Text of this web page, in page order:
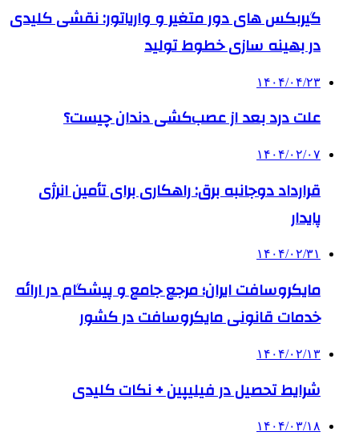
گیربکس های دور متغیر و واریاتور: نقشی کلیدی
در بهینه سازی خطوط تولید
۱۴۰۴/۰۴/۲۳
علت درد بعد از عصب‌کشی دندان چیست؟
۱۴۰۴/۰۲/۰۷
قرارداد دوجانبه برق: راهکاری برای تأمین انرژی
پایدار
۱۴۰۴/۰۲/۳۱
مایکروسافت ایران؛ مرجع جامع و پیشگام در ارائه
خدمات قانونی مایکروسافت در کشور
۱۴۰۴/۰۲/۱۳
شرایط تحصیل در فیلیپین + نکات کلیدی
۱۴۰۴/۰۳/۱۸